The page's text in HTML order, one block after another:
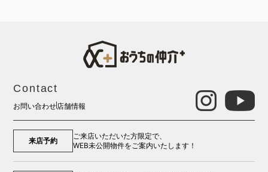
Contact
お問い合わせ店舗情報
来店予約
ご来店いただいた方限定で、
WEB未公開物件をご案内いたします！